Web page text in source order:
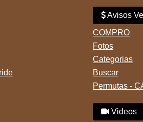
Avisos
COMPRO
Fotos
Categorias
Buscar
Permutas -
Videos